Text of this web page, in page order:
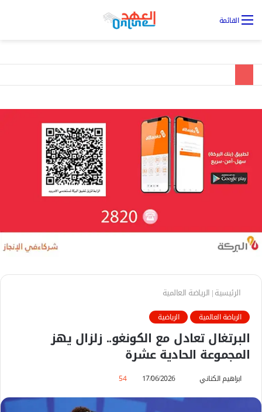
القائمة
الرئيسية| الرياضة العالمية
الرياضة العالمية الرياضية
البرتغال تعادل مع الكونغو.. زلزال يهز
المجموعة الحادية عشرة
ابراهيم الكناني 17/06/2026
54